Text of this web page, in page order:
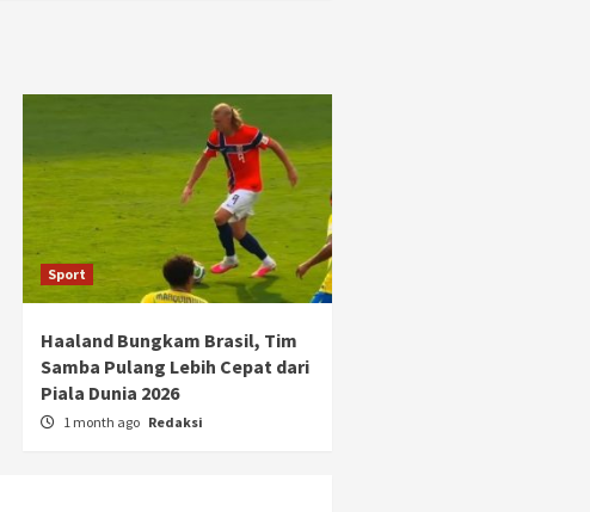
Sport
Haaland Bungkam Brasil, Tim
Samba Pulang Lebih Cepat dari
Piala Dunia 2026
1 month ago Redaksi